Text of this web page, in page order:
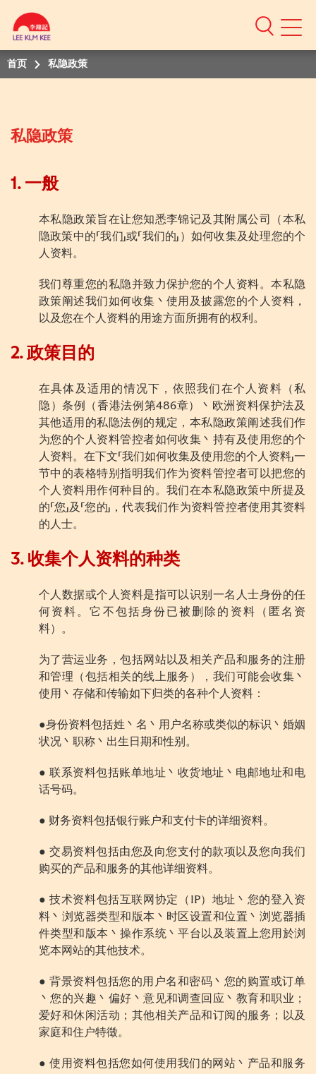
Mobile
首页 私隐政策
私隐政策
1. 一般
本私隐政策旨在让您知悉李锦记及其附属公司（本私
隐政策中的「我们」或「我们的」）如何收集及处理您的个
人资料。
我们尊重您的私隐并致力保护您的个人资料。本私隐
政策阐述我们如何收集丶使用及披露您的个人资料，
以及您在个人资料的用途方面所拥有的权利。
2. 政策 目的
在具体及适用的情况下，依照我们在个人资料（私
隐）条例（香港法例第486章）丶欧洲资料保护法及
其他适用的私隐法例的规定，本私隐政策阐述我们作
为您的个人资料管控者如何收集丶持有及使用您的个
人资料。在下文「我们如何收集及使用您的个人资料」一
节中的表格特别指明我们作为资料管控者可以把您的
个人资料用作何种目的。我们在本私隐政策中所提及
的「您」及「您的」，代表我们作为资料管控者使用其资料
的人士。
3. 收集个人资料的种类
个人数据或个人资料是指可以识别一名人士身份的任
何资料。它不包括身份已被删除的资料（匿名资
料）。
为了营运业务，包括网站以及相关产品和服务的注册
和管理（包括相关的线上服务），我们可能会收集丶
使用丶存储和传输如下归类的各种个人资料：
●身份资料包括姓丶名丶用户名称或类似的标识丶婚姻
状况丶职称丶出生日期和性别。
● 联系资料包括账单地址丶收货地址丶电邮地址和电
话号码。
● 财务资料包括银行账户和支付卡的详细资料。
● 交易资料包括由您及向您支付的款项以及您向我们
购买的产品和服务的其他详细资料。
● 技术资料包括互联网协定（IP）地址丶您的登入资
料丶浏览器类型和版本丶时区设置和位置丶浏览器插
件类型和版本丶操作系统丶平台以及装置上您用於浏
览本网站的其他技术。
● 背景资料包括您的用户名和密码丶您的购置或订单
丶您的兴趣丶偏好丶意见和调查回应丶教育和职业；
爱好和休闲活动；其他相关产品和订阅的服务；以及
家庭和住户特徵。
● 使用资料包括您如何使用我们的网站丶产品和服务